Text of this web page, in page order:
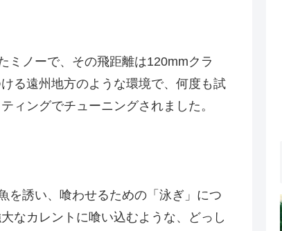
ミノーで、その飛距離は120mmクラ
る遠州地方のような環境で、何度も試
ィングでチューニングされました。
を誘い、喰わせるための「泳ぎ」につ
なカレントに喰い込むような、どっし